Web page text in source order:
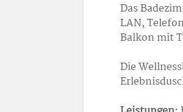
Das
LAN,
Balkon mit
Die